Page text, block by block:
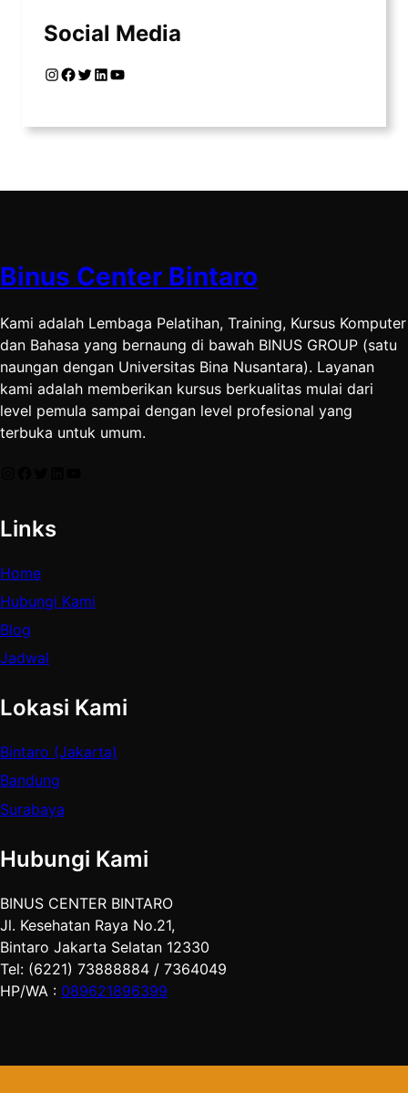
Social Media
InstagramFacebook Twitter LinkedIn YouTube
Binus Center Bintaro
Kami adalah Lembaga Pelatihan, Training, Kursus Komputer
dan Bahasa yang bernaung di bawah BINUS GROUP (satu
naungan dengan Universitas Bina Nusantara). Layanan
kami adalah memberikan kursus berkualitas mulai dari
level pemula sampai dengan level profesional yang
terbuka untuk umum.
Links
Home
Hubungi Kami
Blog
Jadwal
Lokasi Kami
Bintaro (Jakarta)
Bandung
Surabaya
Hubungi Kami
BINUS CENTER BINTARO
Jl. Kesehatan Raya No.21,
Bintaro Jakarta Selatan 12330
Tel: (6221) 73888884 / 7364049
HP/WA : 089621896399